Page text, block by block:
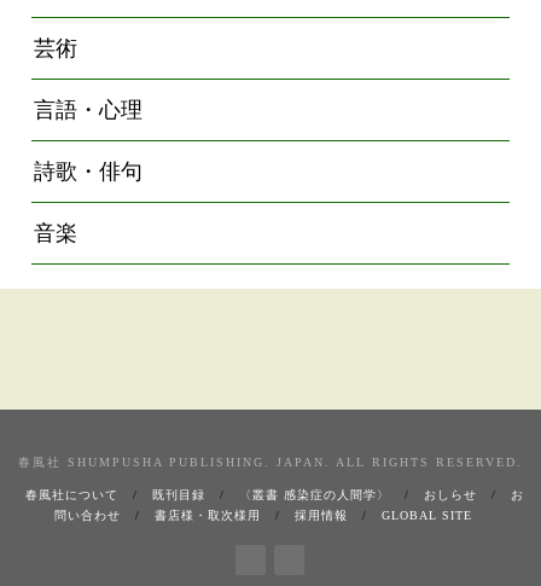
芸術
言語・心理
詩歌・俳句
音楽
春風社 SHUMPUSHA PUBLISHING. JAPAN. ALL RIGHTS RESERVED.
春風社について 既刊目録 〈叢書 感染症の人間学〉 おしらせ
お
問い合わせ
書店様・取次様用 採用情報 GLOBAL SITE